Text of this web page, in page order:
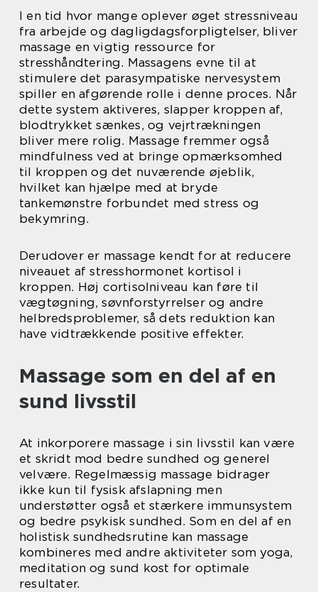
I en tid hvor mange oplever øget stressniveau
fra arbejde og dagligdagsforpligtelser, bliver
massage en vigtig ressource for
stresshåndtering. Massagens evne til at
stimulere det parasympatiske nervesystem
spiller en afgørende rolle i denne proces. Når
dette system aktiveres, slapper kroppen af,
blodtrykket sænkes, og vejrtrækningen
bliver mere rolig. Massage fremmer også
mindfulness ved at bringe opmærksomhed
til kroppen og det nuværende øjeblik,
hvilket kan hjælpe med at bryde
tankemønstre forbundet med stress og
bekymring.
Derudover er massage kendt for at reducere
niveauet af stresshormonet kortisol i
kroppen. Høj cortisolniveau kan føre til
vægtøgning, søvnforstyrrelser og andre
helbredsproblemer, så dets reduktion kan
have vidtrækkende positive effekter.
Massage som en del af en
sund livsstil
At inkorporere massage i sin livsstil kan være
et skridt mod bedre sundhed og generel
velvære. Regelmæssig massage bidrager
ikke kun til fysisk afslapning men
understøtter også et stærkere immunsystem
og bedre psykisk sundhed. Som en del af en
holistisk sundhedsrutine kan massage
kombineres med andre aktiviteter som yoga,
meditation og sund kost for optimale
resultater.